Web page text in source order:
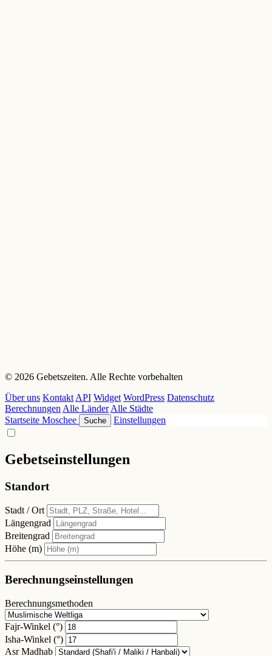
© 2026 Gebetszeiten. Alle Rechte vorbehalten
Über uns Kontakt API Widget WordPress Datenschutz
Berechnungen Alle Länder Alle Städte
Startseite Moschee Suche Einstellungen
Gebetseinstellungen
Standort
Stadt / Ort
Längengrad
Breitengrad
Höhe (m)
Berechnungseinstellungen
Berechnungsmethoden
Fajr-Winkel (°)
Isha-Winkel (°)
Asr Madhab